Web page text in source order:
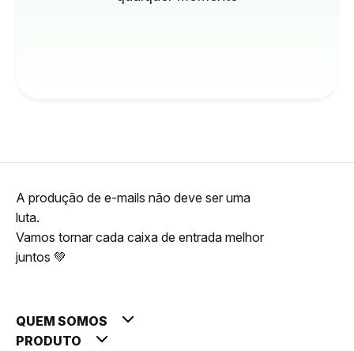
A produção de e-mails não deve ser uma
luta.
Vamos tornar cada caixa de entrada melhor
juntos 💚
QUEM SOMOS
PRODUTO